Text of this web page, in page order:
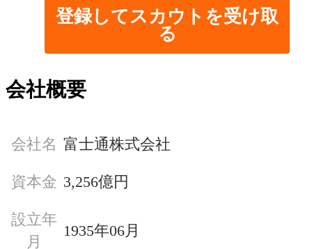
登録してスカウトを受け取
る
会社概要
会社名 富士通株式会社
資本金 3,256億円
設立年
月
1935年06月